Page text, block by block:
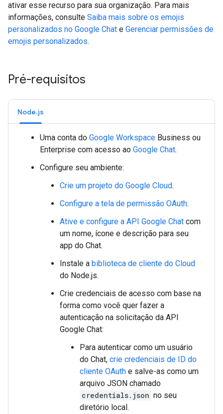
ativar esse recurso para sua organização. Para mais
informações, consulte Saiba mais sobre os emojis
personalizados no Google Chat e Gerenciar permissões de
emojis personalizados.
Pré-requisitos
Node.js
Uma conta do Google Workspace Business ou
Enterprise com acesso ao Google Chat.
Configure seu ambiente:
Crie um projeto do Google Cloud.
Configure a tela de permissão OAuth.
Ative e configure a API Google Chat com
um nome, ícone e descrição para seu
app do Chat.
Instale a biblioteca de cliente do Cloud
do Node.js.
Crie credenciais de acesso com base na
forma como você quer fazer a
autenticação na solicitação da API
Google Chat:
Para autenticar como um usuário
do Chat, crie credenciais de ID do
cliente OAuth e salve-as como um
arquivo JSON chamado
credentials.json no seu
diretório local.